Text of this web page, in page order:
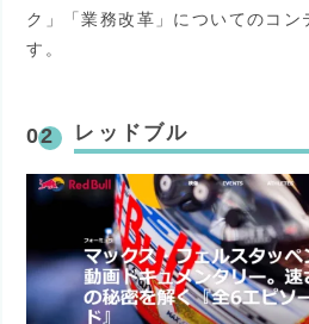
ク」「業務改革」についてのコン
す。
レッドブル